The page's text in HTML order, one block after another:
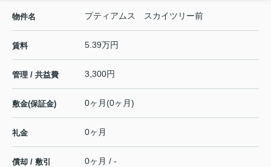
物件名 プティアムス スカイツリー前
賃料 5.39万円
管理 / 共益費 3,300円
敷金(保証金) 0ヶ月(0ヶ月)
礼金 0ヶ月
償却 / 敷引 0ヶ月 / -